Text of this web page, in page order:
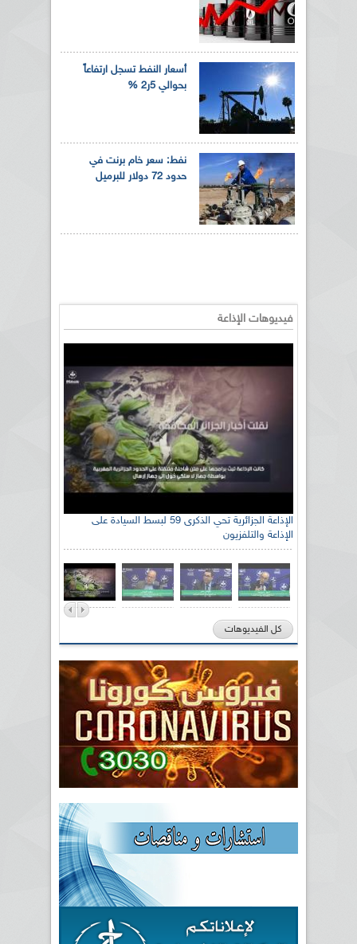
أسعار النفط تسجل ارتفاعاً
بحوالي 5ر2 %
نفط: سعر خام برنت في
حدود 72 دولار للبرميل
فيديوهات الإذاعة
الإذاعة الجزائرية تحي الذكرى 59 لبسط السيادة على
الإذاعة والتلفزيون
كل الفيديوهات